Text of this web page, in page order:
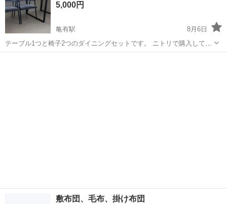
5,000円
亀有駅
8月6日
テーブル1つと椅子2つのダイニングセットです。 ニトリで購入してか
ら2年半ほど使用しました。 多少の使用感はあります。 テーブルは以
敷布団、毛布、掛け布団